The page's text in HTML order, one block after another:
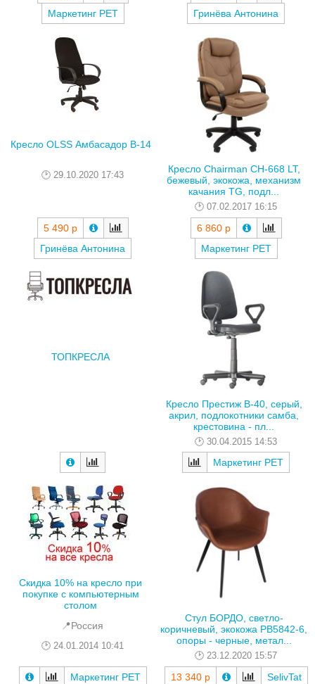
Маркетинг РЕТ
Гринёва Антонина
Кресло OLSS Амбасадор В-14
29.10.2020 17:43
5 490 р
Гринёва Антонина
Кресло Chairman CH-668 LT,
бежевый, экокожа, механизм
качания TG, подл...
07.02.2017 16:15
6 860 р
Маркетинг РЕТ
ТОПКРЕСЛА
Кресло Престиж В-40, серый,
акрил, подлокотники самба,
крестовина - пл...
30.04.2015 14:53
Маркетинг РЕТ
Скидка 10% на кресло при
покупке с компьютерным
столом
📍Россия
24.01.2014 10:41
Маркетинг РЕТ
Стул БОРДО, светло-
коричневый, экокожа РВ5842-6,
опоры - черные, метал...
23.12.2020 15:57
13 340 р SelivTat